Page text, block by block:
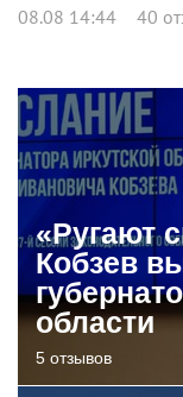
08.08 14:44 40
«Ругают
Кобзев
области
5 отзывов